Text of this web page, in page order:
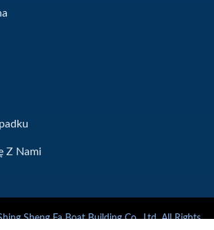
Z Nami
Sheng Fa Boat Building Co., Ltd.All Rights